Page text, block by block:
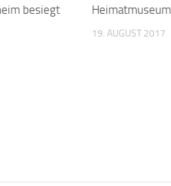
Heimatmuseum
19. AUGUST 2017
besiegt